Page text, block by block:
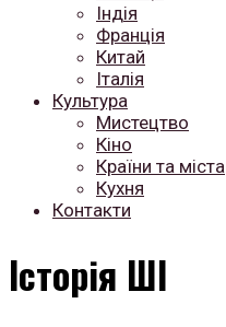
Індія
Франція
Китай
Італія
Культура
Мистецтво
Кіно
Країни та міста
Кухня
Контакти
Історія ШІ